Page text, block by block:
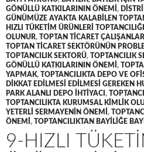
GÖNÜLLÜ KATKILARININ ÖNEMI ,
GÜNÜMÜZE AYAKTA KALABILEN
HIZLI TÜKETIM ÜRÜNLERI TOPTANCILIĞI
OLUNUR, TOPTAN TICARET ÇALIŞANLARI
TOPTAN TICARET SEKTÖRÜNÜN
TOPTANCILIK SEKTORÜ, TOPTANCILIK
GÖNÜLLÜ KATKILARININ ÖNEMI ,
YAPMAK, TOPTANCILIKTA DEPO VE
DIKKAT EDILMESI EDILMESI GEREKEN
PARK ALANLI DEPO IHTIYACI ,
TOPTANCILIKTA KURUMSAL KIMLIK
YETERLI SERMAYENIN ÖNEMI ,
ÖNEMI , TOPTANCILIKTAN BAYILIĞE
9-HIZLI